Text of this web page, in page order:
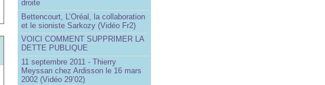
droite
Bettencourt, L’Oréal, la collaboration
et le sioniste Sarkozy (Vidéo Fr2)
VOICI COMMENT SUPPRIMER LA
DETTE PUBLIQUE
11 septembre 2011 - Thierry
Meyssan chez Ardisson le 16 mars
2002 (Vidéo 29’02)